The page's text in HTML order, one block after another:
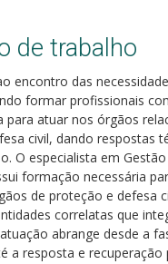
de Inscrição
no IFSC?
inscrições
de trabalho
encontro das
formar profissionais
para atuar nos órgãos
civil, dando respostas
O especialista em
formação necessária
de proteção e defesa
correlatas que
abrange desde a
a resposta e recuperação